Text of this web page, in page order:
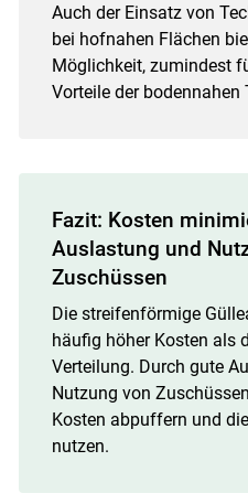
Auch der Einsatz von
bei hofnahen Flächen
Möglichkeit, zumindest
Vorteile der bodennahen
Fazit: Kosten
Auslastung und
Zuschüssen
Die streifenförmige
häufig höher Kosten als
Verteilung. Durch gute
Nutzung von
Kosten abpuffern und
nutzen.